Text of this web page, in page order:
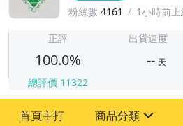
粉絲數 4161 1小時前上
正評
100.0%
總評價 11322
出貨速度
-- 天
首頁主打 商品分類